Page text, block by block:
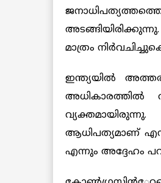
മാത്രം
ഇന്ത്യയില്‍
അധികാരത്തില്‍
ആധിപത്യമാണ്
എന്നും അദ്ദേഹം